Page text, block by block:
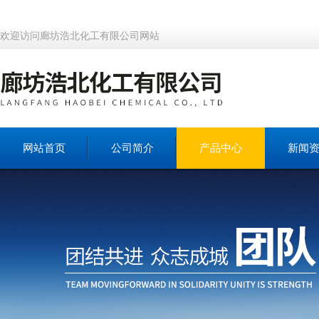
欢迎访问廊坊浩北化工有限公司网站
网站首页 公司简介 产品中心 新闻